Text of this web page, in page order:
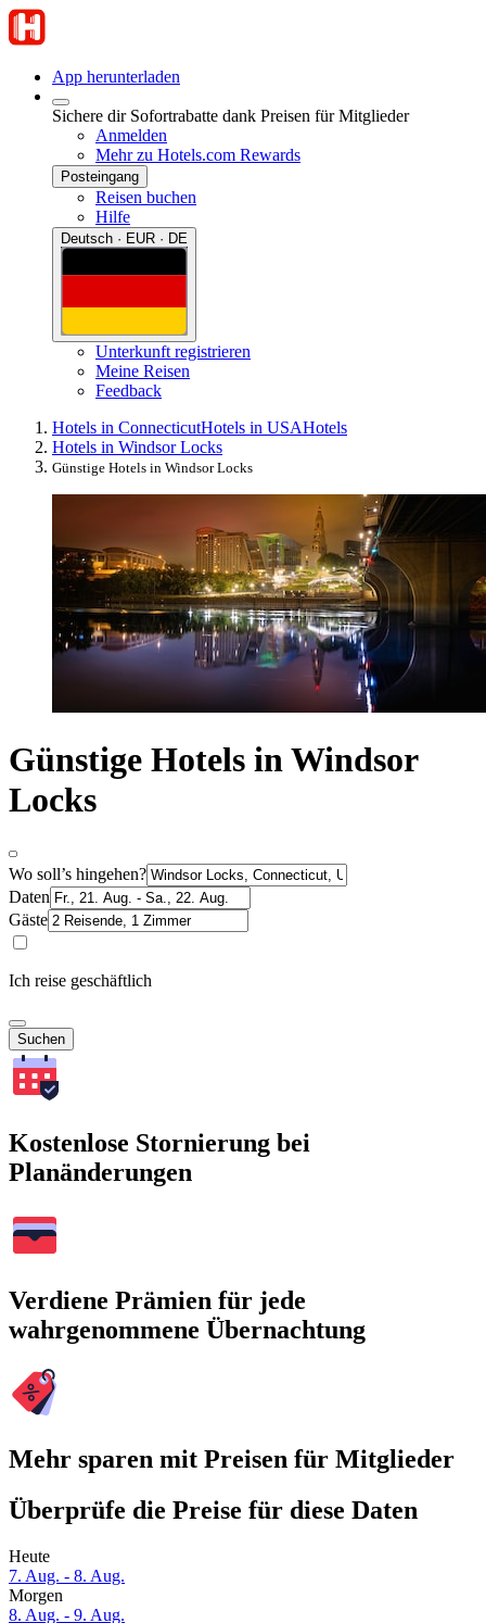
App herunterladen
Sichere dir Sofortrabatte dank Preisen für Mitglieder
Anmelden
Mehr zu Hotels.com Rewards
Posteingang
Reisen buchen
Hilfe
Deutsch · EUR · DE
Unterkunft registrieren
Meine Reisen
Feedback
Hotels in ConnecticutHotels in USAHotels
Hotels in Windsor Locks
Günstige Hotels in Windsor Locks
Günstige Hotels in Windsor
Locks
Wo soll’s hingehen?
Daten
Gäste
Ich reise geschäftlich
Suchen
Kostenlose Stornierung bei
Planänderungen
Verdiene Prämien für jede
wahrgenommene Übernachtung
Mehr sparen mit Preisen für Mitglieder
Überprüfe die Preise für diese Daten
Heute
7. Aug. - 8. Aug.
Morgen
8. Aug. - 9. Aug.